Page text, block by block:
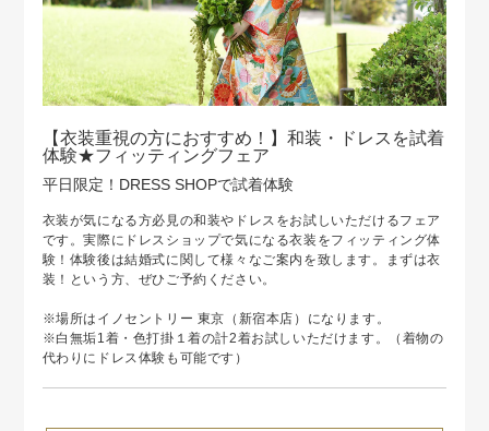
【衣装重視の方におすすめ！】和装・ドレスを試着
体験★フィッティングフェア
平日限定！DRESS SHOPで試着体験
衣装が気になる方必見の和装やドレスをお試しいただけるフェア
です。実際にドレスショップで気になる衣装をフィッティング体
験！体験後は結婚式に関して様々なご案内を致します。まずは衣
装！という方、ぜひご予約ください。
※場所はイノセントリー 東京（新宿本店）になります。
※白無垢1着・色打掛１着の計2着お試しいただけます。（着物の
代わりにドレス体験も可能です）